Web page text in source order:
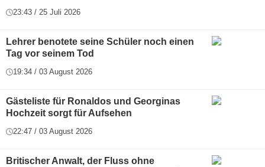
23:43 / 25 Juli 2026
Lehrer benotete seine Schüler noch einen
Tag vor seinem Tod
19:34 / 03 August 2026
Gästeliste für Ronaldos und Georginas
Hochzeit sorgt für Aufsehen
22:47 / 03 August 2026
Britischer Anwalt, der Fluss ohne